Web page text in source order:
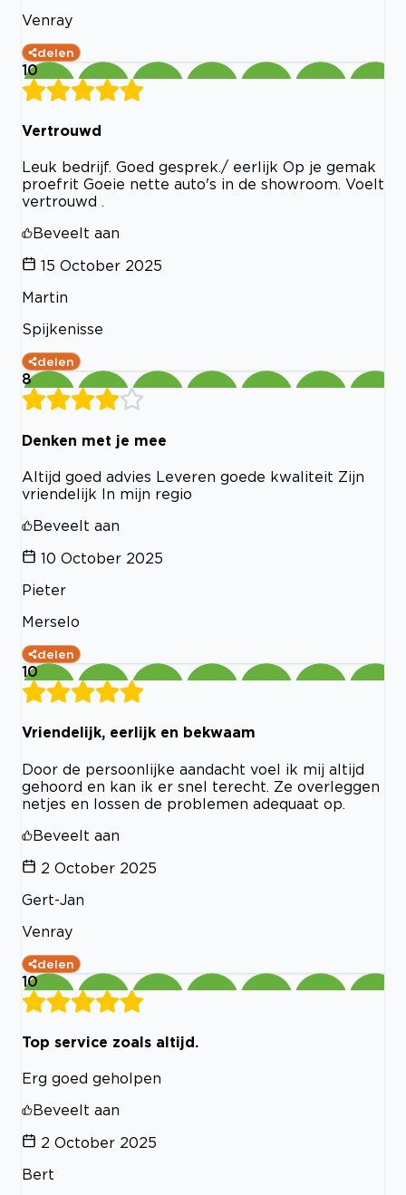
Venray
delen
10
Vertrouwd
Leuk bedrijf. Goed gesprek./ eerlijk Op je gemak
proefrit Goeie nette auto's in de showroom. Voelt
vertrouwd .
Beveelt aan
15 October 2025
Martin
Spijkenisse
delen
8
Denken met je mee
Altijd goed advies Leveren goede kwaliteit Zijn
vriendelijk In mijn regio
Beveelt aan
10 October 2025
Pieter
Merselo
delen
10
Vriendelijk, eerlijk en bekwaam
Door de persoonlijke aandacht voel ik mij altijd
gehoord en kan ik er snel terecht. Ze overleggen
netjes en lossen de problemen adequaat op.
Beveelt aan
2 October 2025
Gert-Jan
Venray
delen
10
Top service zoals altijd.
Erg goed geholpen
Beveelt aan
2 October 2025
Bert